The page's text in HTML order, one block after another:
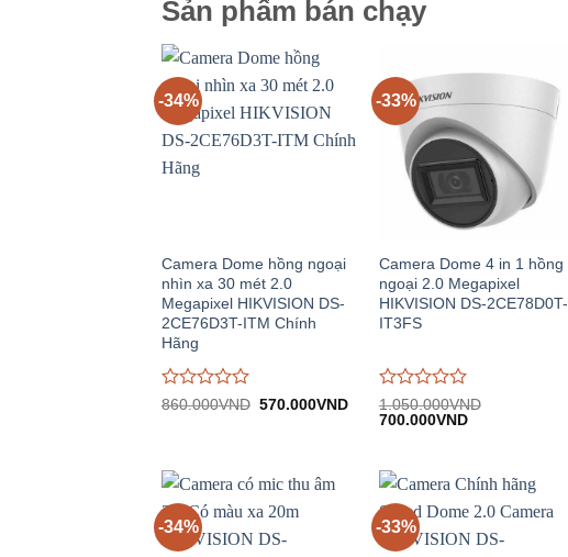
Sản phẩm bán chạy
-34%
Camera Dome hồng ngoại
nhìn xa 30 mét 2.0
Megapixel HIKVISION DS-
2CE76D3T-ITM Chính
Hãng
Được
trên
5
860.000VND Giá
570.000VNDGiá
-33%
Camera Dome 4 in 1 hồng
ngoại 2.0 Megapixel
HIKVISION DS-2CE78D0T-
IT3FS
Được
đánh
trên
5
1.050.000VND
Giá
700.000VNDGiá
-34% -33%